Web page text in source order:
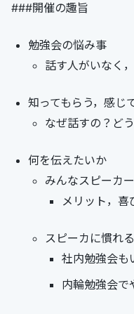
###開催の趣旨
勉強会の悩み事
話す人がいなく
知ってもらう，感じ
なぜ話すの？ど
何を伝えたいか
みんなスピーカ
メリット，喜
スピーカに慣れ
社内勉強会も
内輪勉強会で